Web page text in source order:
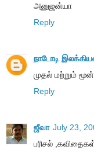
அனுஜன்யா
Reply
நாடோடி
முதல் மற்றும்
Reply
ஜீவா July 23,
பரிசல்